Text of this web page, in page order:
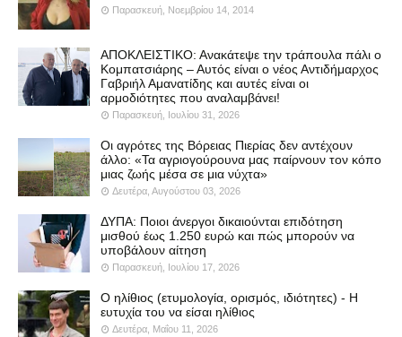
Παρασκευή, Νοεμβρίου 14, 2014
ΑΠΟΚΛΕΙΣΤΙΚΟ: Ανακάτεψε την τράπουλα πάλι ο
Κομπατσιάρης – Αυτός είναι ο νέος Αντιδήμαρχος
Γαβριήλ Αμανατίδης και αυτές είναι οι
αρμοδιότητες που αναλαμβάνει!
Παρασκευή, Ιουλίου 31, 2026
Οι αγρότες της Βόρειας Πιερίας δεν αντέχουν
άλλο: «Τα αγριογούρουνα μας παίρνουν τον κόπο
μιας ζωής μέσα σε μια νύχτα»
Δευτέρα, Αυγούστου 03, 2026
ΔΥΠΑ: Ποιοι άνεργοι δικαιούνται επιδότηση
μισθού έως 1.250 ευρώ και πώς μπορούν να
υποβάλουν αίτηση
Παρασκευή, Ιουλίου 17, 2026
Ο ηλίθιος (ετυμολογία, ορισμός, ιδιότητες) - Η
ευτυχία του να είσαι ηλίθιος
Δευτέρα, Μαΐου 11, 2026